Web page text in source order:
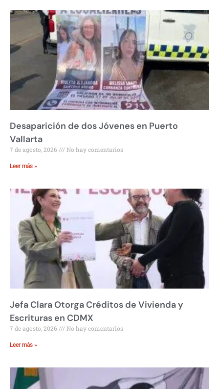
Desaparición de dos Jóvenes en Puerto
Vallarta
7 de agosto, 2026 No hay comentarios
Leer más »
Jefa Clara Otorga Créditos de Vivienda y
Escrituras en CDMX
7 de agosto, 2026 No hay comentarios
Leer más »